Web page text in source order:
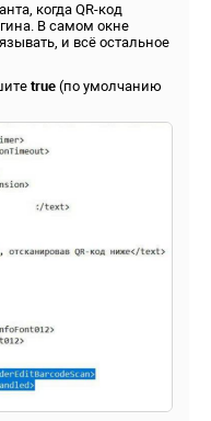
когда QR-код
В самом окне
и всё остальное
true (по умолчанию